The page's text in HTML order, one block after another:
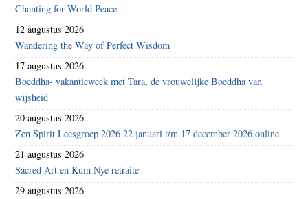
Chanting for World Peace
12 augustus 2026
Wandering the Way of Perfect Wisdom
17 augustus 2026
Boeddha- vakantieweek met Tara, de vrouwelijke Boeddha van
wijsheid
20 augustus 2026
Zen Spirit Leesgroep 2026 22 januari t/m 17 december 2026 online
21 augustus 2026
Sacred Art en Kum Nye retraite
29 augustus 2026